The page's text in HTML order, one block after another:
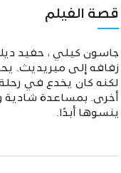
قصة الفيلم
جاسون كيلي ، حفيد
زفافه إلى ميريديث.
لكنه كان يخدع في رحلة
أخرى. بمساعدة شادية
ينسوها أبدًا.